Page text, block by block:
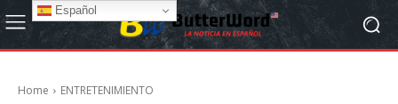
Home ENTRETENIMIENTO
Español